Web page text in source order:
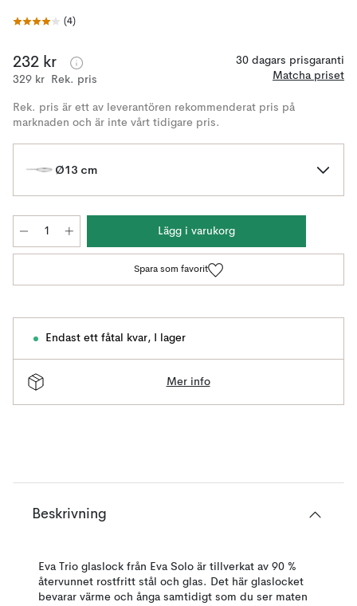
(4)
232 kr
329 kr Rek. pris
30 dagars prisgaranti
Matcha priset
Rek. pris är ett av leverantören rekommenderat pris på
marknaden och är inte vårt tidigare pris.
Ø13 cm
Lägg i varukorg
Spara som favorit
Endast ett fåtal kvar, I lager
Mer info
Beskrivning
Eva Trio glaslock från Eva Solo är tillverkat av 90 %
återvunnet rostfritt stål och glas. Det här glaslocket
bevarar värme och ånga samtidigt som du ser maten